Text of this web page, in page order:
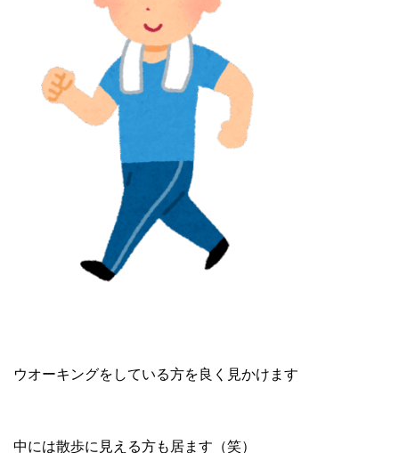
ウオーキングをしている方を良く見かけます
中には散歩に見える方も居ます（笑）